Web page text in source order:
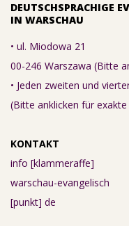
DEUTSCHSPRACHIGE
IN WARSCHAU
• ul. Miodowa 21
00-246 Warszawa (Bitte
• Jeden zweiten und
(Bitte anklicken für
KONTAKT
info [klammeraffe]
warschau-evangelisch
[punkt] de